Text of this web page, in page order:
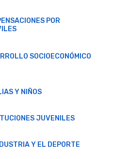
POR
SOCIOECONÓMICO
Y NIÑOS
JUVENILES
Y EL DEPORTE